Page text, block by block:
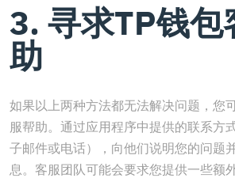
3. 寻求TP钱包
助
如果以上两种方法都无法解决问题，您
服帮助。通过应用程序中提供的联系方
子邮件或电话），向他们说明您的问题
息。客服团队可能会要求您提供一些额